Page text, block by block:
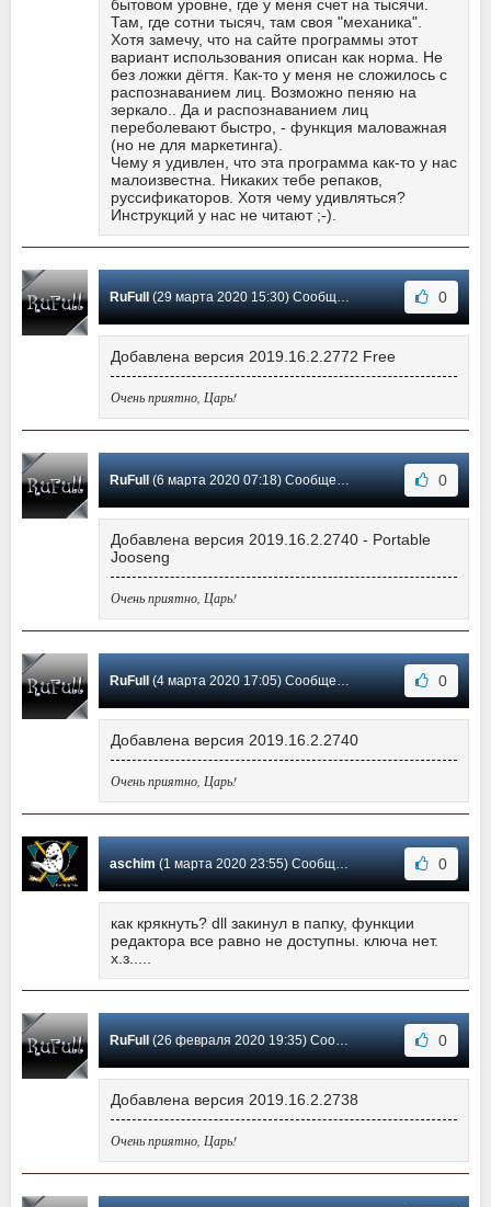
бытовом уровне, где у меня счет на тысячи.
Там, где сотни тысяч, там своя "механика".
Хотя замечу, что на сайте программы этот
вариант использования описан как норма. Не
без ложки дёгтя. Как-то у меня не сложилось с
распознаванием лиц. Возможно пеняю на
зеркало.. Да и распознаванием лиц
переболевают быстро, - функция маловажная
(но не для маркетинга).
Чему я удивлен, что эта программа как-то у нас
малоизвестна. Никаких тебе репаков,
руссификаторов. Хотя чему удивляться?
Инструкций у нас не читают ;-).
RuFull (29 марта 2020 15:30) Сообщение #16 0
Добавлена версия 2019.16.2.2772 Free
Очень приятно, Царь!
RuFull (6 марта 2020 07:18) Сообщение #15 0
Добавлена версия 2019.16.2.2740 - Portable
Jooseng
Очень приятно, Царь!
RuFull (4 марта 2020 17:05) Сообщение #14 0
Добавлена версия 2019.16.2.2740
Очень приятно, Царь!
aschim(1 марта 2020 23:55) Сообщение #13 0
как крякнуть? dll закинул в папку, функции
редактора все равно не доступны. ключа нет.
х.з.....
RuFull (26 февраля 2020 19:35) Сообщение #12 0
Добавлена версия 2019.16.2.2738
Очень приятно, Царь!